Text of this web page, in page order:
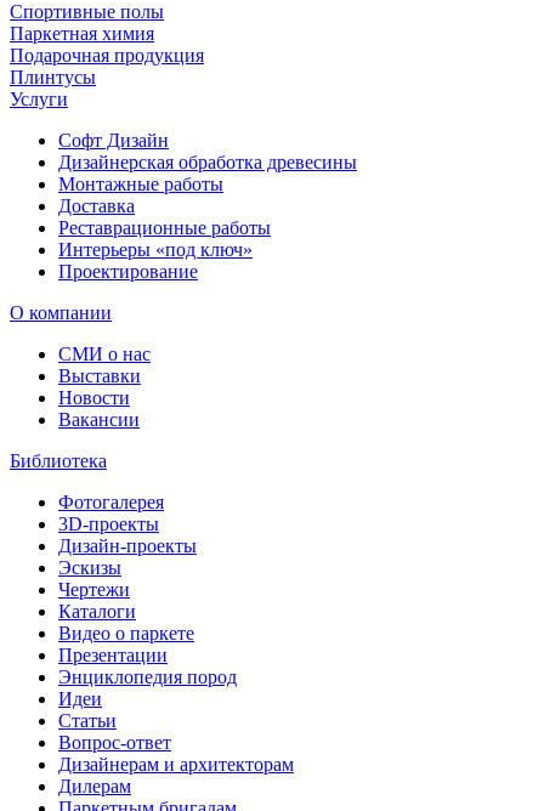
Спортивные полы
Паркетная химия
Подарочная продукция
Плинтусы
Услуги
Софт Дизайн
Дизайнерская обработка древесины
Монтажные работы
Доставка
Реставрационные работы
Интерьеры «под ключ»
Проектирование
О компании
СМИ о нас
Выставки
Новости
Вакансии
Библиотека
Фотогалерея
3D-проекты
Дизайн-проекты
Эскизы
Чертежи
Каталоги
Видео о паркете
Презентации
Энциклопедия пород
Идеи
Статьи
Вопрос-ответ
Дизайнерам и архитекторам
Дилерам